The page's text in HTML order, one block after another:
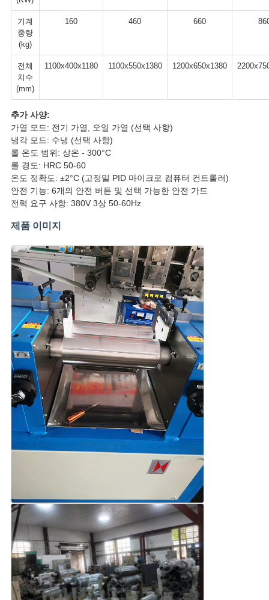
기계
중량
(kg)
160 460 660
전체
치수
(mm)
1100x400x1180 1100x550x1380 1200x650x1380
추가 사양:
가열 모드: 전기 가열, 오일 가열 (선택 사항)
냉각 모드: 수냉 (선택 사항)
롤 온도 범위: 상온 - 300°C
롤 경도: HRC 50-60
온도 정확도: ±2°C (고정밀 PID 마이크로 컴퓨터 컨트롤러)
안전 기능: 6개의 안전 버튼 및 선택 가능한 안전 가드
전력 요구 사항: 380V 3상 50-60Hz
제품 이미지